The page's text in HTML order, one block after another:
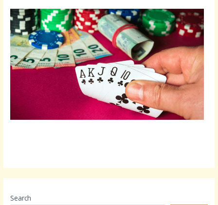
Search